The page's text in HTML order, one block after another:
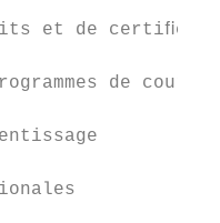
et de
de cours